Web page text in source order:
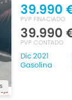
39.990
PVP FINACIADO
39.990
PVP CONTADO
Dic 2021
Gasolina